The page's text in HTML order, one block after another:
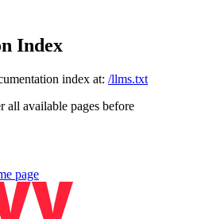
Index
index at: /llms.txt
all available pages before
page